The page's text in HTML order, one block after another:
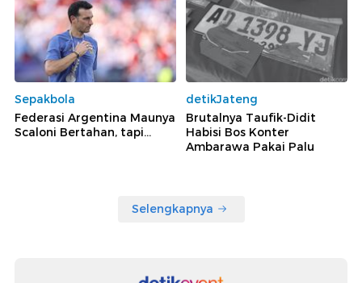
Sepakbola
Federasi Argentina Maunya
Scaloni Bertahan, tapi...
detikJateng
Brutalnya Taufik-Didit
Habisi Bos Konter
Ambarawa Pakai Palu
Selengkapnya